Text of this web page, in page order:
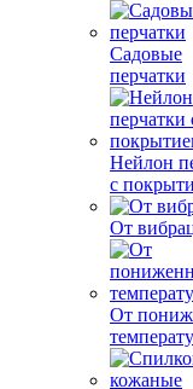
Садовые
перчатки
Нейлон
с
От
От